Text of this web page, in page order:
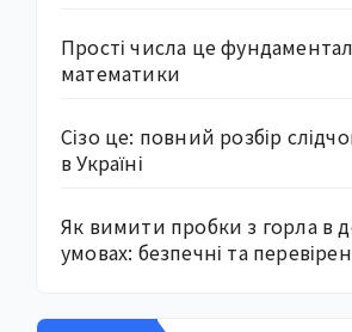
Прості числа це
математики
Сізо це: повний розбір
в Україні
Як вимити пробки з горла в
умовах: безпечні та